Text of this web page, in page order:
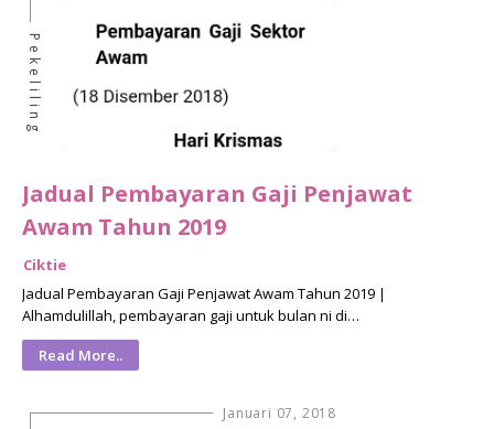
Pekeliling
Jadual Pembayaran Gaji Penjawat
Awam Tahun 2019
Ciktie
Jadual Pembayaran Gaji Penjawat Awam Tahun 2019 |
Alhamdulillah, pembayaran gaji untuk bulan ni di…
Read More..
Januari 07, 2018